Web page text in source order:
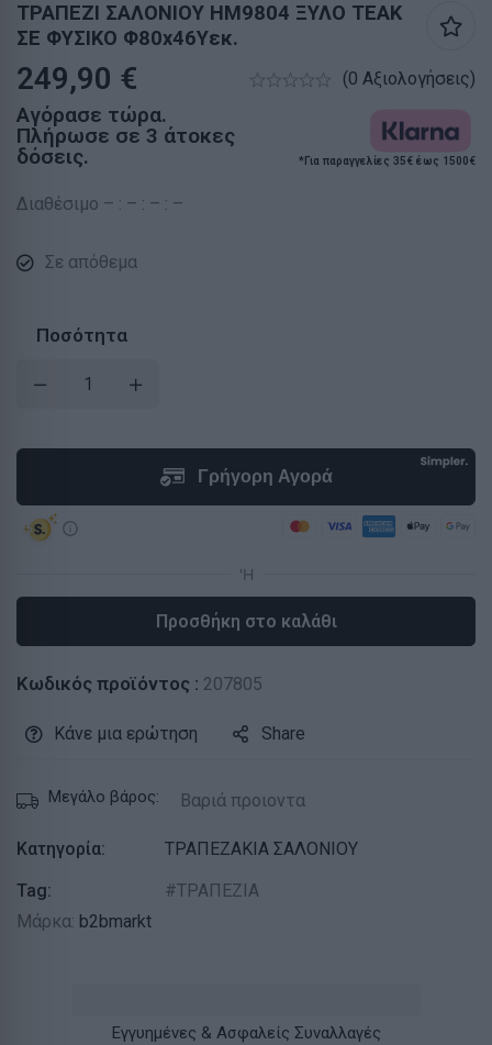
ΤΡΑΠΕΖΙ ΣΑΛΟΝΙΟΥ HM9804 ΞΥΛΟ ΤΕΑΚ
ΣΕ ΦΥΣΙΚΟ Φ80x46Yεκ.
249,90 € (0 Αξιολογήσεις)
Αγόρασε τώρα.
Πλήρωσε σε 3 άτοκες
δόσεις.
*Για παραγγελίες 35€ έως 1500€
Διαθέσιμο – : – : – : –
Σε απόθεμα
Ποσότητα
Προσθήκη στο καλάθι
Κωδικός προϊόντος : 207805
Κάνε μια ερώτηση Share
Μεγάλο βάρος: Βαριά προιοντα
Κατηγορία:
ΤΡΑΠΕΖΑΚΙΑ ΣΑΛΟΝΙΟΥ
Tag:
ΤΡΑΠΕΖΙΑ
Μάρκα: b2bmarkt
Εγγυημένες & Ασφαλείς Συναλλαγές